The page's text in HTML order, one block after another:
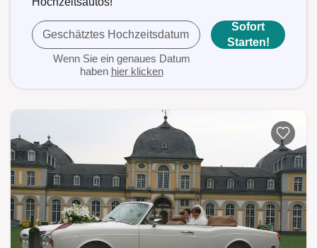
Geschätztes Hochzeitsdatum
Wenn Sie ein genaues Datum
haben hier klicken
Sofort
Starten!